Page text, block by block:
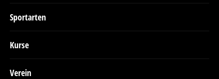
Sportarten
Kurse
Verein